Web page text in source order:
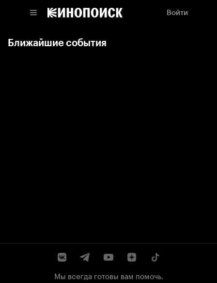
Войти
Ближайшие события
Мы всегда готовы вам помочь.